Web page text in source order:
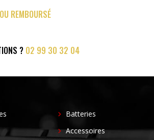
OU REMBOURSÉ
? 02 99 30 32 04
Batteries
Accessoires